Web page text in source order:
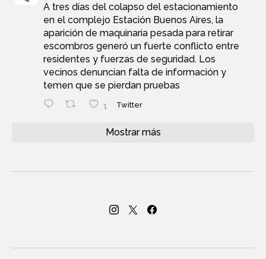
A tres días del colapso del estacionamiento
en el complejo Estación Buenos Aires, la
aparición de maquinaria pesada para retirar
escombros generó un fuerte conflicto entre
residentes y fuerzas de seguridad. Los
vecinos denuncian falta de información y
temen que se pierdan pruebas
1 Twitter
Mostrar más